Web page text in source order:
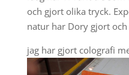
och gjort olika tryck.
natur har Dory gjort
jag har gjort colografi